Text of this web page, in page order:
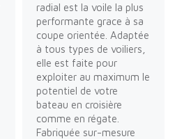
radial est la voile la plus
performante grace à sa
coupe orientée. Adaptée
à tous types de voiliers,
elle est faite pour
exploiter au maximum le
potentiel de votre
bateau en croisière
comme en régate.
Fabriquée sur-mesure